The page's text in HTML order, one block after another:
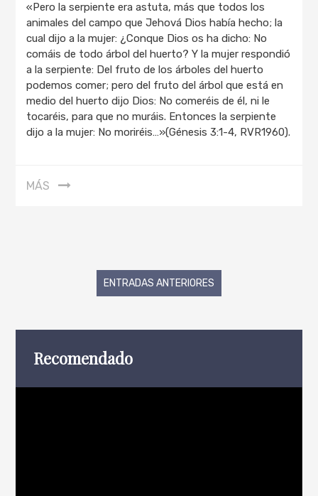
«Pero la serpiente era astuta, más que todos los
animales del campo que Jehová Dios había hecho; la
cual dijo a la mujer: ¿Conque Dios os ha dicho: No
comáis de todo árbol del huerto? Y la mujer respondió
a la serpiente: Del fruto de los árboles del huerto
podemos comer; pero del fruto del árbol que está en
medio del huerto dijo Dios: No comeréis de él, ni le
tocaréis, para que no muráis. Entonces la serpiente
dijo a la mujer: No moriréis…»(Génesis 3:1-4, RVR1960).
MÁS
Navegación
entradas
ENTRADAS ANTERIORES
Recomendado